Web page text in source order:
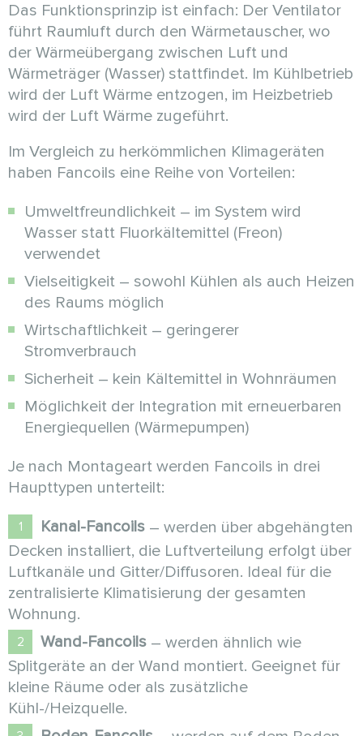
Das Funktionsprinzip ist einfach: Der Ventilator
führt Raumluft durch den Wärmetauscher, wo
der Wärmeübergang zwischen Luft und
Wärmeträger (Wasser) stattfindet. Im Kühlbetrieb
wird der Luft Wärme entzogen, im Heizbetrieb
wird der Luft Wärme zugeführt.
Im Vergleich zu herkömmlichen Klimageräten
haben Fancoils eine Reihe von Vorteilen:
Umweltfreundlichkeit – im System wird
Wasser statt Fluorkältemittel (Freon)
verwendet
Vielseitigkeit – sowohl Kühlen als auch Heizen
des Raums möglich
Wirtschaftlichkeit – geringerer
Stromverbrauch
Sicherheit – kein Kältemittel in Wohnräumen
Möglichkeit der Integration mit erneuerbaren
Energiequellen (Wärmepumpen)
Je nach Montageart werden Fancoils in drei
Haupttypen unterteilt:
Kanal-Fancoils – werden über abgehängten
Decken installiert, die Luftverteilung erfolgt über
Luftkanäle und Gitter/Diffusoren. Ideal für die
zentralisierte Klimatisierung der gesamten
Wohnung.
Wand-Fancoils – werden ähnlich wie
Splitgeräte an der Wand montiert. Geeignet für
kleine Räume oder als zusätzliche
Kühl-/Heizquelle.